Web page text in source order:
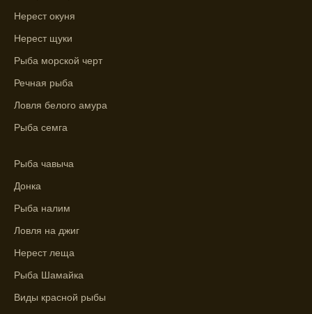
как указывает прогноз клева.
представление о том, когда и где клюет
помощью прогноза клева.
для рыбной ловли, согласно прогнозу
Прогноз клева помогает определить
Календарь рыболова включает в себя
Нерест окуня
Нерест щуки
Рыба морской черт
Речная рыба
Ловля белого амура
Рыба семга
Рыба чавыча
Донка
Рыба налим
Ловля на джиг
Нерест леща
Рыба Шамайка
Виды красной рыбы